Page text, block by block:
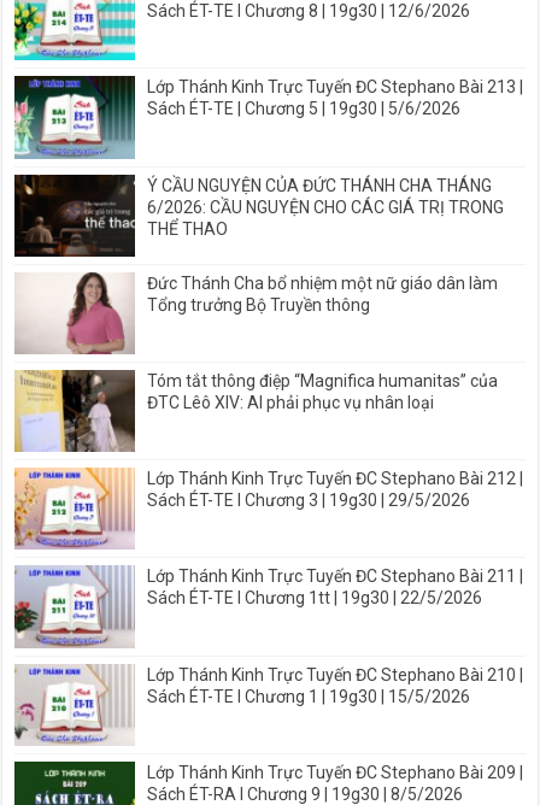
Sách ÉT-TE I Chương 8 | 19g30 | 12/6/2026
Lớp Thánh Kinh Trực Tuyến ĐC Stephano Bài 213 |
Sách ÉT-TE | Chương 5 | 19g30 | 5/6/2026
Ý CẦU NGUYỆN CỦA ĐỨC THÁNH CHA THÁNG
6/2026: CẦU NGUYỆN CHO CÁC GIÁ TRỊ TRONG
THỂ THAO
Đức Thánh Cha bổ nhiệm một nữ giáo dân làm
Tổng trưởng Bộ Truyền thông
Tóm tắt thông điệp “Magnifica humanitas” của
ĐTC Lêô XIV: AI phải phục vụ nhân loại
Lớp Thánh Kinh Trực Tuyến ĐC Stephano Bài 212 |
Sách ÉT-TE I Chương 3 | 19g30 | 29/5/2026
Lớp Thánh Kinh Trực Tuyến ĐC Stephano Bài 211 |
Sách ÉT-TE I Chương 1tt | 19g30 | 22/5/2026
Lớp Thánh Kinh Trực Tuyến ĐC Stephano Bài 210 |
Sách ÉT-TE I Chương 1 | 19g30 | 15/5/2026
Lớp Thánh Kinh Trực Tuyến ĐC Stephano Bài 209 |
Sách ÉT-RA I Chương 9 | 19g30 | 8/5/2026